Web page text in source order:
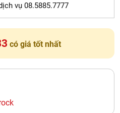
vụ 08.5885.7777
có giá tốt nhất